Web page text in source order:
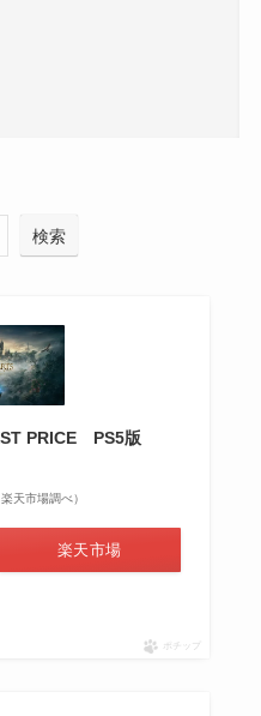
検索
PRICE PS5版
天市場調べ）
楽天市場
ポチップ